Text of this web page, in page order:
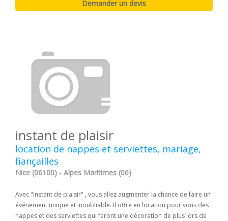
instant de plaisir
location de nappes et serviettes, mariage,
fiançailles
Nice (06100) - Alpes Maritimes (06)
Avec "instant de plaisir" , vous allez augmenter la chance de faire un
événement unique et inoubliable. Il offre en location pour vous des
nappes et des serviettes qui feront une décoration de plus lors de